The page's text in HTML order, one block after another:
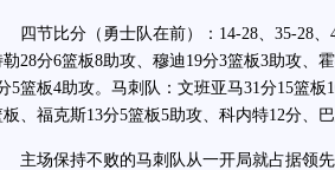
节比分（勇士队在前）：14-28、35-28、
勒28分6篮板8助攻、穆迪19分3篮板3助攻、
5篮板4助攻。马刺队：文班亚马31分15篮
板、福克斯13分5篮板5助攻、科内特12分、
场保持不败的马刺队从一开局就占据领先